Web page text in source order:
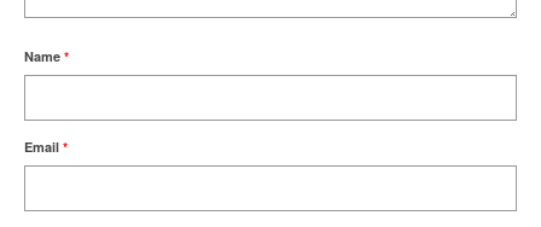
Name *
Email *